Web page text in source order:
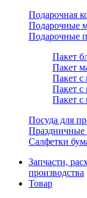
Подарочная
Подарочные
Подарочные
Пакет
Пакет
Пакет с
Пакет с
Пакет с
Посуда для
Праздничные
Салфетки
Запчасти,
производства
Товар